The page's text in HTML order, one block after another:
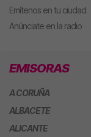
Emítenos en tu ciudad
Anúnciate en la radio
EMISORAS
A CORUÑA
ALBACETE
ALICANTE